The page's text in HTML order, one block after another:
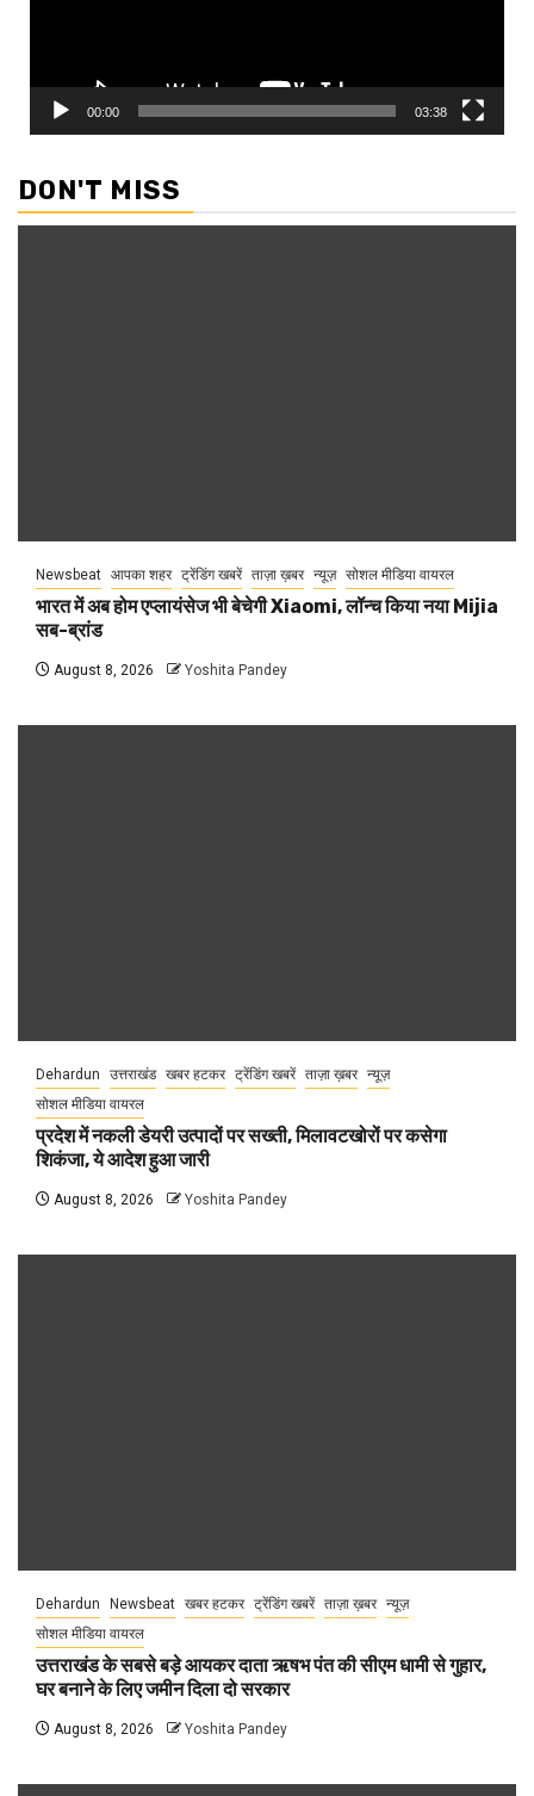
00:00 03:38
DON'T MISS
Newsbeat आपका शहर ट्रेंडिंग खबरें ताज़ा ख़बर न्यूज़ सोशल मीडिया वायरल
भारत में अब होम एप्लायंसेज भी बेचेगी Xiaomi, लॉन्च किया नया Mijia
सब-ब्रांड
August 8, 2026 Yoshita Pandey
Dehardun उत्तराखंड खबर हटकर ट्रेंडिंग खबरें ताज़ा ख़बर न्यूज़
सोशल मीडिया वायरल
प्रदेश में नकली डेयरी उत्पादों पर सख्ती, मिलावटखोरों पर कसेगा
शिकंजा, ये आदेश हुआ जारी
August 8, 2026 Yoshita Pandey
Dehardun Newsbeat खबर हटकर ट्रेंडिंग खबरें ताज़ा ख़बर न्यूज़
सोशल मीडिया वायरल
उत्तराखंड के सबसे बड़े आयकर दाता ऋषभ पंत की सीएम धामी से गुहार,
घर बनाने के लिए जमीन दिला दो सरकार
August 8, 2026 Yoshita Pandey